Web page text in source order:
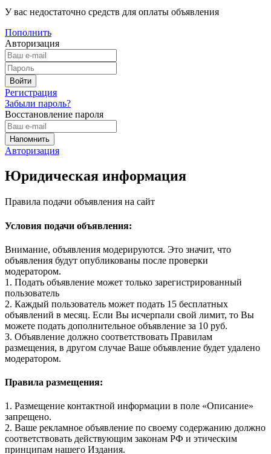
У вас недостаточно средств для оплаты объявления
Пополнить
Авторизация
Регистрация
Забыли пароль?
Восстановление пароля
Авторизация
Юридическая информация
Правила подачи объявления на сайт
Условия подачи объявления:
Внимание, объявления модерируются. Это значит, что
объявления будут опубликованы после проверки
модератором.
1. Подать объявление может только зарегистрированный
пользователь
2. Каждый пользователь может подать 15 бесплатных
объявлений в месяц. Если Вы исчерпали свой лимит, то Вы
можете подать дополнительное объявление за 10 руб.
3. Объявление должно соответствовать Правилам
размещения, в другом случае Ваше объявление будет удалено
модератором.
Правила размещения:
1. Размещение контактной информации в поле «Описание»
запрещено.
2. Ваше рекламное объявление по своему содержанию должно
соответствовать действующим законам РФ и этическим
принципам нашего Издания.